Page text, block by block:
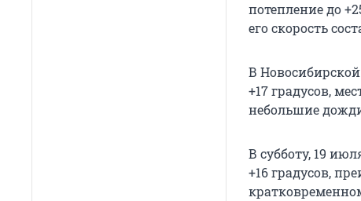
потепление до
его скорость
В
+17 градусов,
небольшие
В субботу, 19
+16 градусов,